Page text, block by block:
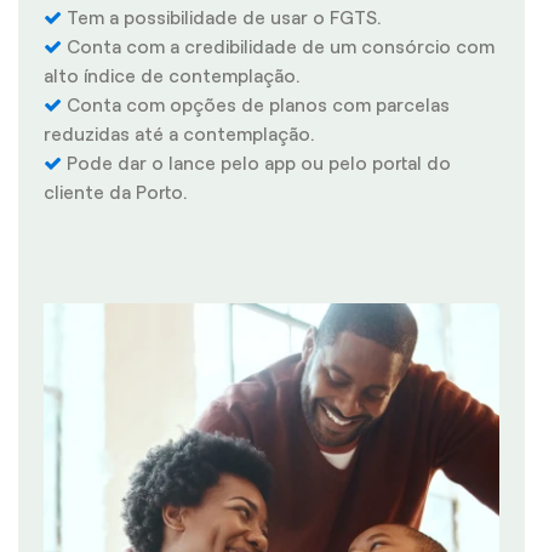
Tem a possibilidade de usar o FGTS.
Conta com a credibilidade de um consórcio com
alto índice de contemplação.
Conta com opções de planos com parcelas
reduzidas até a contemplação.
Pode dar o lance pelo app ou pelo portal do
cliente da Porto.